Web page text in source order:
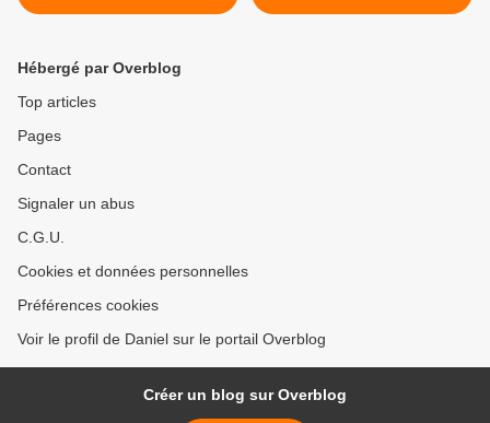
le 20 novembre
Allouani à la piste >
Hébergé par Overblog
Top articles
Pages
Contact
Signaler un abus
C.G.U.
Cookies et données personnelles
Préférences cookies
Voir le profil de Daniel sur le portail Overblog
Créer un blog sur Overblog